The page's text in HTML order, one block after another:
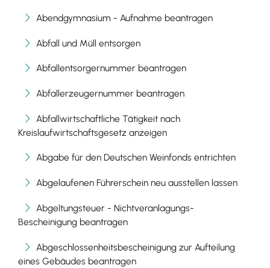
Abendgymnasium - Aufnahme beantragen
Abfall und Müll entsorgen
Abfallentsorgernummer beantragen
Abfallerzeugernummer beantragen
Abfallwirtschaftliche Tätigkeit nach
Kreislaufwirtschaftsgesetz anzeigen
Abgabe für den Deutschen Weinfonds entrichten
Abgelaufenen Führerschein neu ausstellen lassen
Abgeltungsteuer - Nichtveranlagungs-
Bescheinigung beantragen
Abgeschlossenheitsbescheinigung zur Aufteilung
eines Gebäudes beantragen